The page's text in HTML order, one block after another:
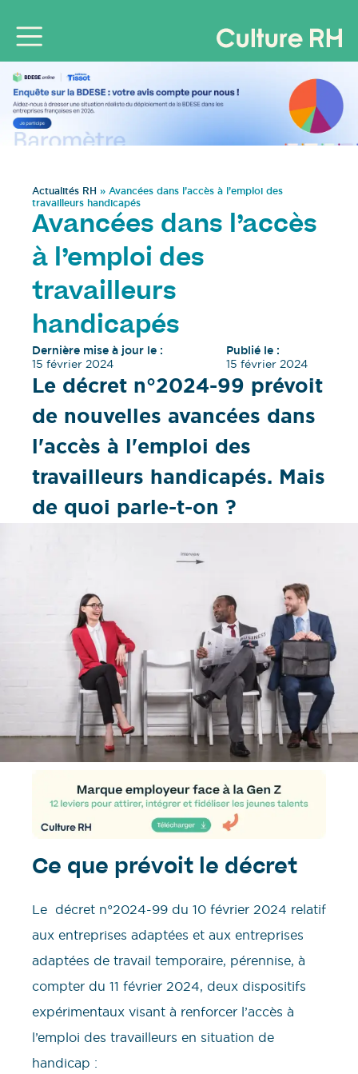
Actualités RH » Avancées dans l’accès à l’emploi des
travailleurs handicapés
Avancées dans l’accès
à l’emploi des
travailleurs
handicapés
Dernière mise à jour le :
15 février 2024
Publié le :
15 février 2024
Le décret n°2024-99 prévoit
de nouvelles avancées dans
l'accès à l'emploi des
travailleurs handicapés. Mais
de quoi parle-t-on ?
Ce que prévoit le décret
Le décret n°2024-99 du 10 février 2024 relatif
aux entreprises adaptées et aux entreprises
adaptées de travail temporaire, pérennise, à
compter du 11 février 2024, deux dispositifs
expérimentaux visant à renforcer l’accès à
l’emploi des travailleurs en situation de
handicap :